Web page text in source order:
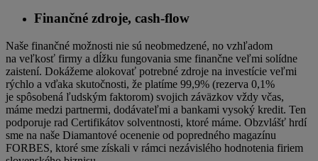
Finančné zdroje, cash-flow
Naše finančné možnosti nie sú neobmedzené, no vzhľadom
na veľkosť firmy a dĺžku fungovania sme finančne veľmi solídne
zaistení. Dokážeme alokovať potrebné zdroje na investície veľmi
rýchlo a vďaka skutočnosti, že platíme 99,9% (rezerva 0,1%
je spôsobená ľudským faktorom) svojich záväzkov vždy včas,
máme medzi partnermi, dodávateľmi a bankami vysoký kredit. Ten
podporuje rad Certifikátov solventnosti, ktoré máme. Obzvlášť hrdí
sme na naše Diamantové ocenenie od popredného magazínu
FORBES, ktoré sme získali v rámci nezávislého hodnotenia firiem